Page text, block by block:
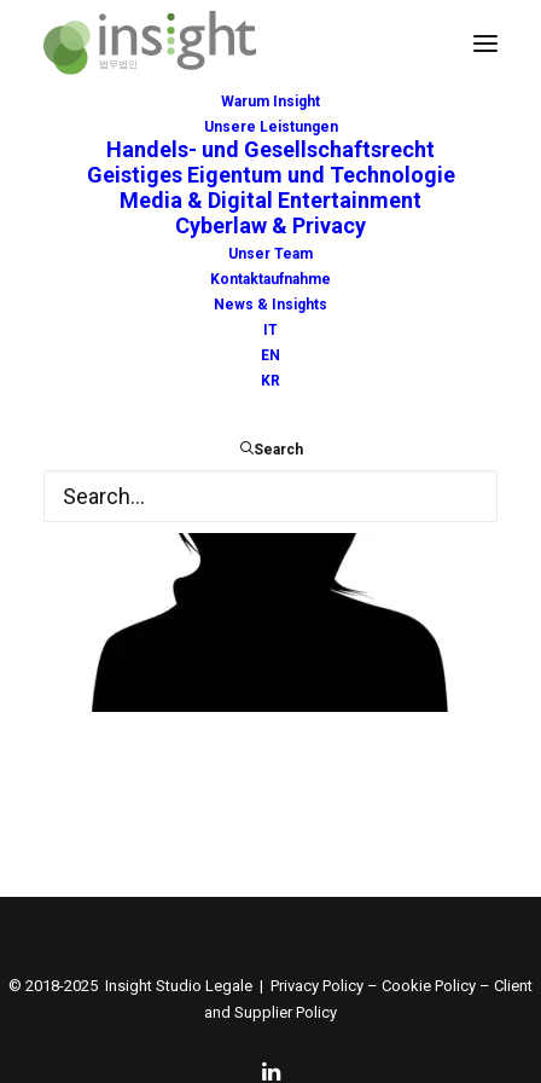
Warum Insight
Unsere Leistungen
Handels- und Gesellschaftsrecht
Geistiges Eigentum und Technologie
Media & Digital Entertainment
Cyberlaw & Privacy
Unser Team
Kontaktaufnahme
News & Insights
IT
EN
KR
Search
VC
Home Unser Team VC
© 2018-2025 Insight Studio Legale | Privacy Policy – Cookie Policy – Client
and Supplier Policy